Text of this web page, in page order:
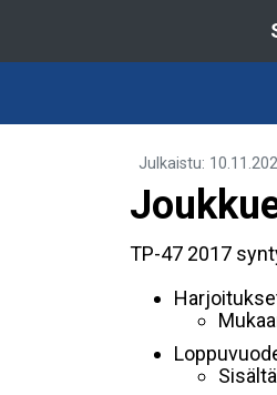
Julkaistu:
TP-47 2017